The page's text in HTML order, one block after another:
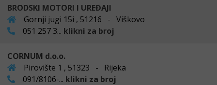
BRODSKI MOTORI I UREĐAJI
Gornji jugi 15i , 51216 - Viškovo
051 257 3... klikni za broj
CORNUM d.o.o.
Pirovište 1 , 51323 - Rijeka
091/8106-... klikni za broj